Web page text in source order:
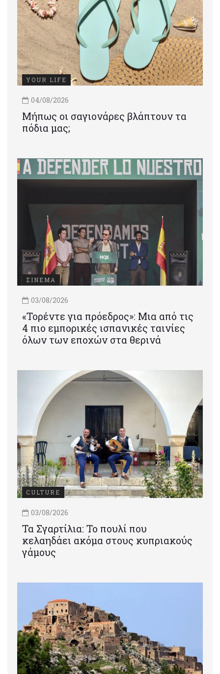
YOUR LIFE
04/08/2026
Μήπως οι σαγιονάρες βλάπτουν τα
πόδια μας;
ΣΙΝΕΜΑ
03/08/2026
«Τορέντε για πρόεδρος»: Mια από τις
4 πιο εμπορικές ισπανικές ταινίες
όλων των εποχών στα θερινά
CULTURE
03/08/2026
Τα Σγαρτίλια: Το πουλί που
κελαηδάει ακόμα στους κυπριακούς
γάμους